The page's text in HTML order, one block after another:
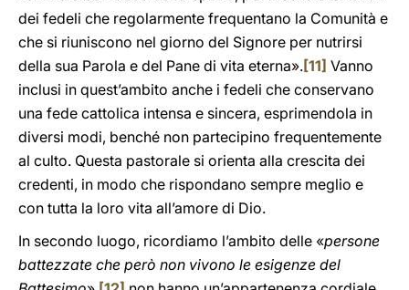
dei fedeli che regolarmente frequentano la Comunità e
che si riuniscono nel giorno del Signore per nutrirsi
della sua Parola e del Pane di vita eterna».[11] Vanno
inclusi in quest’ambito anche i fedeli che conservano
una fede cattolica intensa e sincera, esprimendola in
diversi modi, benché non partecipino frequentemente
al culto. Questa pastorale si orienta alla crescita dei
credenti, in modo che rispondano sempre meglio e
con tutta la loro vita all’amore di Dio.
In secondo luogo, ricordiamo l’ambito delle «persone
battezzate che però non vivono le esigenze del